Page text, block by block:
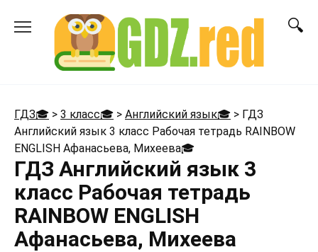
ГДЗ🎓 > 3 класс🎓 > Английский язык🎓 > ГДЗ
Английский язык 3 класс Рабочая тетрадь RAINBOW
ENGLISH Афанасьева, Михеева🎓
ГДЗ Английский язык 3
класс Рабочая тетрадь
RAINBOW ENGLISH
Афанасьева, Михеева